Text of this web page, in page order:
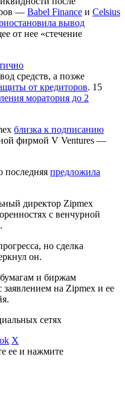
— Babel Finance и Celsius
вывод
от нее «стечение
средств, а позже
от кредиторов. 15
моратория до 2
близка к подписанию
фирмой V Ventures —
предложила
директор Zipmex
с венчурной
но сделка
он.
и биржам
заявлением на Zipmex и ее
сетях
X
ее и нажмите